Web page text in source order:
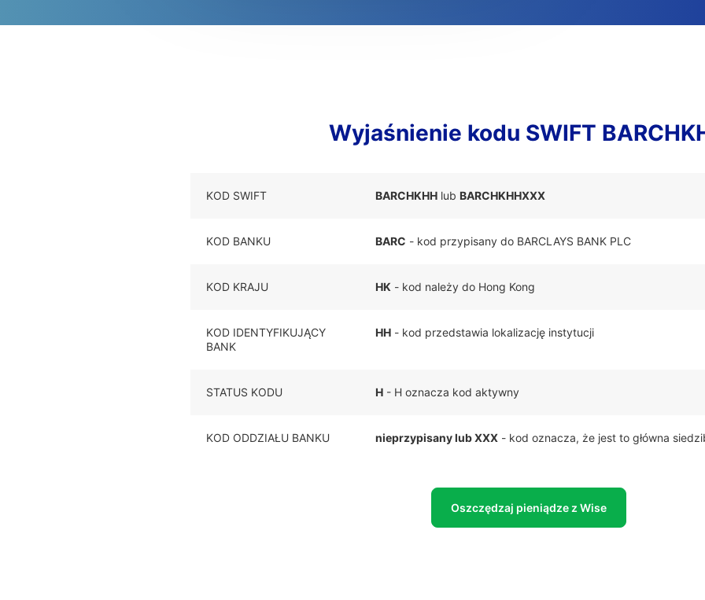
Wyjaśnienie kodu SWIFT
KOD SWIFT BARCHKHH lub BARCHKHHXXX
KOD BANKU BARC - kod przypisany do BARCLAYS BANK PLC
KOD KRAJU HK - kod należy do Hong Kong
KOD IDENTYFIKUJĄCY
BANK
HH - kod przedstawia lokalizację instytucji
STATUS KODU H - H oznacza kod aktywny
KOD ODDZIAŁU BANKU nieprzypisany lub XXX - kod oznacza, że jest to główna
Oszczędzaj pieniądze z Wise